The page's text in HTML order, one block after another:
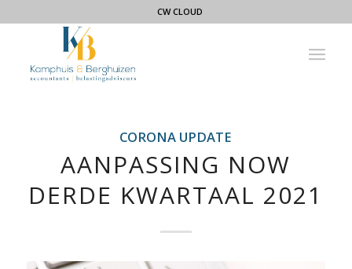
CW CLOUD
CORONA UPDATE
AANPASSING NOW
DERDE KWARTAAL 2021